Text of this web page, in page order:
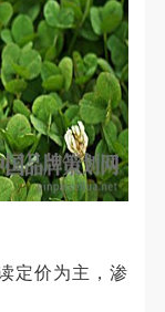
定价为主，渗